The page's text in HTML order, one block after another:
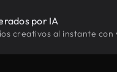
por IA
creativos al instante con